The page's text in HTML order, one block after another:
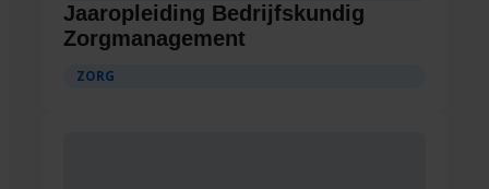
Jaaropleiding Bedrijfskundig
Zorgmanagement
ZORG